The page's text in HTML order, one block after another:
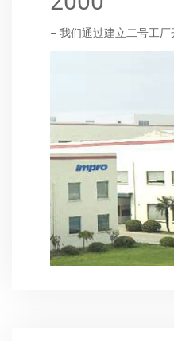
– 我们通过建立二号工